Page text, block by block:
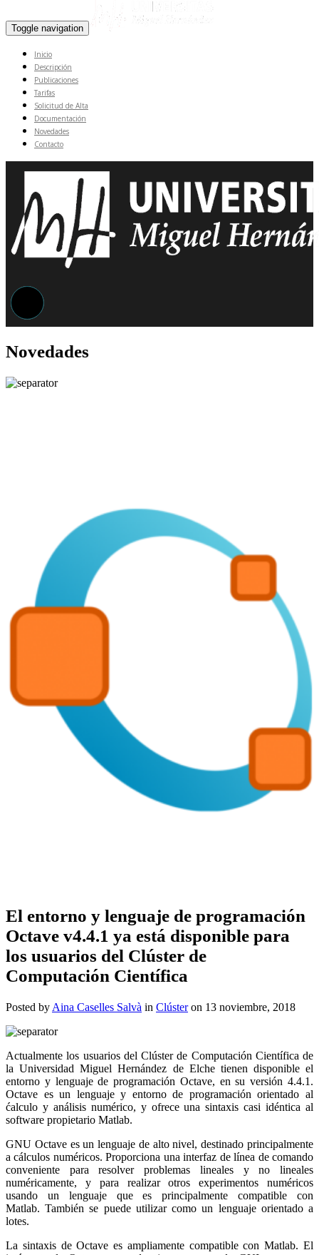
Toggle navigation
Inicio
Descripción
Publicaciones
Tarifas
Solicitud de Alta
Documentación
Novedades
Contacto
Novedades
El entorno y lenguaje de programación
Octave v4.4.1 ya está disponible para
los usuarios del Clúster de
Computación Científica
Posted by Aina Caselles Salvà in Clústeron 13 noviembre, 2018
Actualmente los usuarios del Clúster de Computación Científica de
la Universidad Miguel Hernández de Elche tienen disponible el
entorno y lenguaje de programación Octave, en su versión 4.4.1.
Octave es un lenguaje y entorno de programación orientado al
ćalculo y análisis numérico, y ofrece una sintaxis casi idéntica al
software propietario Matlab.
GNU Octave es un lenguaje de alto nivel, destinado principalmente
a cálculos numéricos. Proporciona una interfaz de línea de comando
conveniente para resolver problemas lineales y no lineales
numéricamente, y para realizar otros experimentos numéricos
usando un lenguaje que es principalmente compatible con
Matlab. También se puede utilizar como un lenguaje orientado a
lotes.
La sintaxis de Octave es ampliamente compatible con Matlab. El